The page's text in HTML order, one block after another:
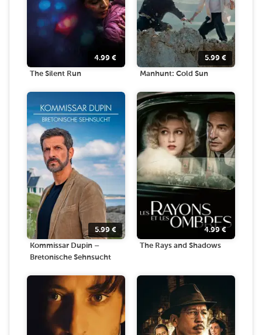
4.99 €
The Silent Run
5.99 €
Manhunt: Cold Sun
5.99 €
Kommissar Dupin –
Bretonische Sehnsucht
4.99€
The Rays and Shadows